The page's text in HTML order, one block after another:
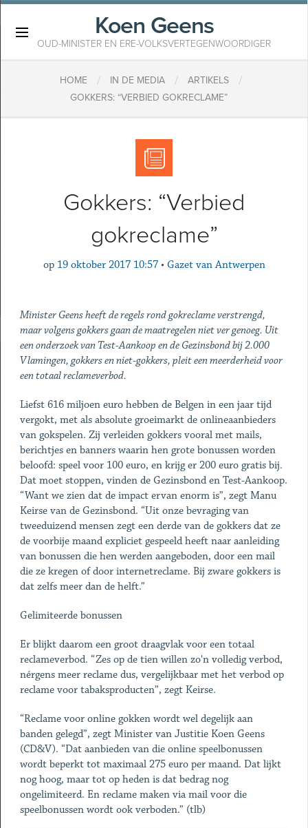
Koen Geens
OUD-MINISTER EN ERE-VOLKSVERTEGENWOORDIGER
HOME / IN DE MEDIA / ARTIKELS /
GOKKERS: “VERBIED GOKRECLAME”
Gokkers: “Verbied
gokreclame”
op 19 oktober 2017 10:57 • Gazet van Antwerpen
Minister Geens heeft de regels rond gokreclame verstrengd,
maar volgens gokkers gaan de maatregelen niet ver genoeg. Uit
een onderzoek van Test-Aankoop en de Gezinsbond bij 2.000
Vlamingen, gokkers en niet-gokkers, pleit een meerderheid voor
een totaal reclameverbod.
Liefst 616 miljoen euro hebben de Belgen in een jaar tijd
vergokt, met als absolute groeimarkt de onlineaanbieders
van gokspelen. Zij verleiden gokkers vooral met mails,
berichtjes en banners waarin hen grote bonussen worden
beloofd: speel voor 100 euro, en krijg er 200 euro gratis bij.
Dat moet stoppen, vinden de Gezinsbond en Test-Aankoop.
“Want we zien dat de impact ervan enorm is”, zegt Manu
Keirse van de Gezinsbond. “Uit onze bevraging van
tweeduizend mensen zegt een derde van de gokkers dat ze
de voorbije maand expliciet gespeeld heeft naar aanleiding
van bonussen die hen werden aangeboden, door een mail
die ze kregen of door internetreclame. Bij zware gokkers is
dat zelfs meer dan de helft.”
Gelimiteerde bonussen
Er blijkt daarom een groot draagvlak voor een totaal
reclameverbod. “Zes op de tien willen zo'n volledig verbod,
nérgens meer reclame dus, vergelijkbaar met het verbod op
reclame voor tabaksproducten”, zegt Keirse.
“Reclame voor online gokken wordt wel degelijk aan
banden gelegd”, zegt Minister van Justitie Koen Geens
(CD&V). “Dat aanbieden van die online speelbonussen
wordt beperkt tot maximaal 275 euro per maand. Dat lijkt
nog hoog, maar tot op heden is dat bedrag nog
ongelimiteerd. En reclame maken via mail voor die
speelbonussen wordt ook verboden.” (tlb)